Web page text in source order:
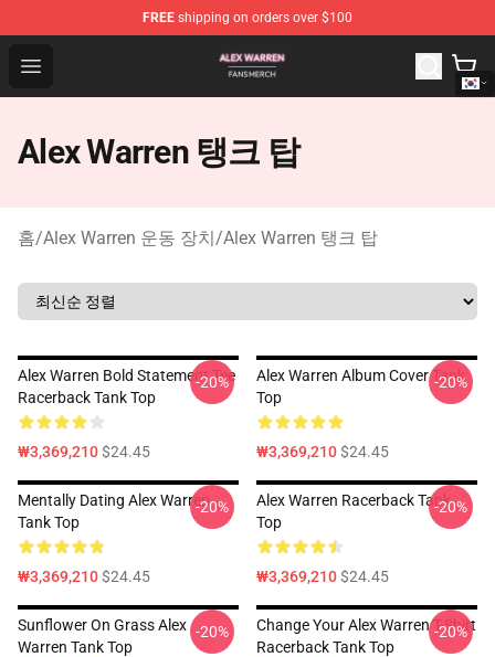
FREE shipping on orders over $100
Open menu
Alex Warren Shop - Official Alex Warren Merchandise
Alex Warren 탱크 탑
홈/Alex Warren 운동 장치/Alex Warren 탱크 탑
Alex Warren Bold Statement Tee
Racerback Tank Top
₩3,369,210$24.45
-20%
Alex Warren Album Cover Tank
Top
₩3,369,210$24.45
-20%
Mentally Dating Alex Warren
Tank Top
₩3,369,210$24.45
-20%
Alex Warren Racerback Tank
Top
₩3,369,210$24.45
-20%
Sunflower On Grass Alex
Warren Tank Top
-20%
Change Your Alex Warren T-Shirt
Racerback Tank Top
-20%